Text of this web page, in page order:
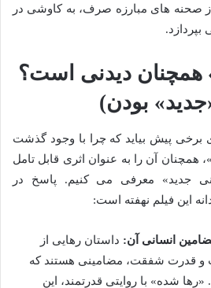
از صحنه های مبارزه صرف، به کاوشی در
همچنان دیدنی است؟
بودن)
پیش بیاید که چرا با وجود گذشت
همچنان آن را به عنوان اثری قابل تامل
جدید» معرفی می کنیم. پاسخ در
این فیلم نهفته است:
انسانی آن: داستان رهایی از
قدرت شفقت، مضامینی هستند که
شده» با روایتی قدرتمند، این